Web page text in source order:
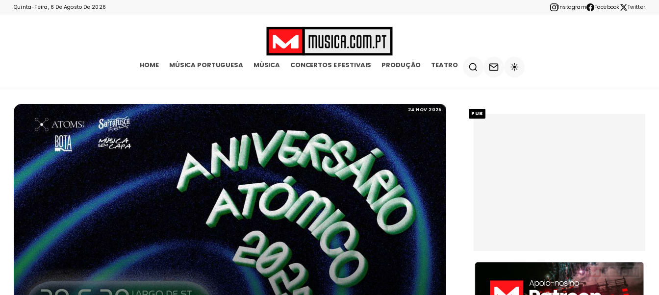
Quinta-Feira, 6 De Agosto De 2026 Instagram Facebook Twitter
HOME MÚSICA PORTUGUESA MÚSICA CONCERTOS E FESTIVAIS PRODUÇÃO TEATRO ☀️
24 NOV 2025
PUB